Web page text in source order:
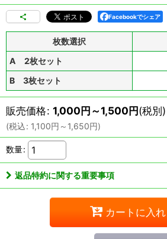
Facebookでシェア
枚数選択
A 2枚セット
B 3枚セット
販売価格: 1,000円～1,500円(税別)
(税込: 1,100円 ～1,650円)
数量:
返品特約に関する重要事項
カートに入